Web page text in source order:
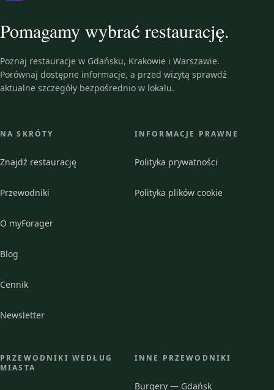
Pomagamy wybrać restaurację.
Poznaj restauracje w Gdańsku, Krakowie i Warszawie.
Porównaj dostępne informacje, a przed wizytą sprawdź
aktualne szczegóły bezpośrednio w lokalu.
NA SKRÓTY
Znajdź restaurację
Przewodniki
O myForager
Blog
Cennik
Newsletter
INFORMACJE PRAWNE
Polityka prywatności
Polityka plików cookie
PRZEWODNIKI WEDŁUG
MIASTA
INNE PRZEWODNIKI
Burgery — Gdańsk